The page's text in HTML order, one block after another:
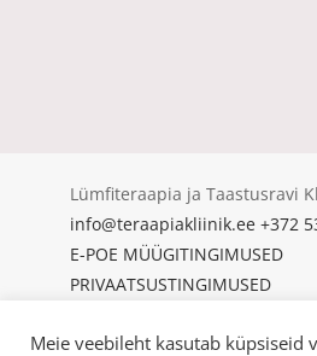
Lümfiteraapia ja Taastusravi
info@teraapiakliinik.ee +372
E-POE MÜÜGITINGIMUSED
PRIVAATSUSTINGIMUSED
© Copyright 2025 |
Meie veebileht kasutab küpsiseid